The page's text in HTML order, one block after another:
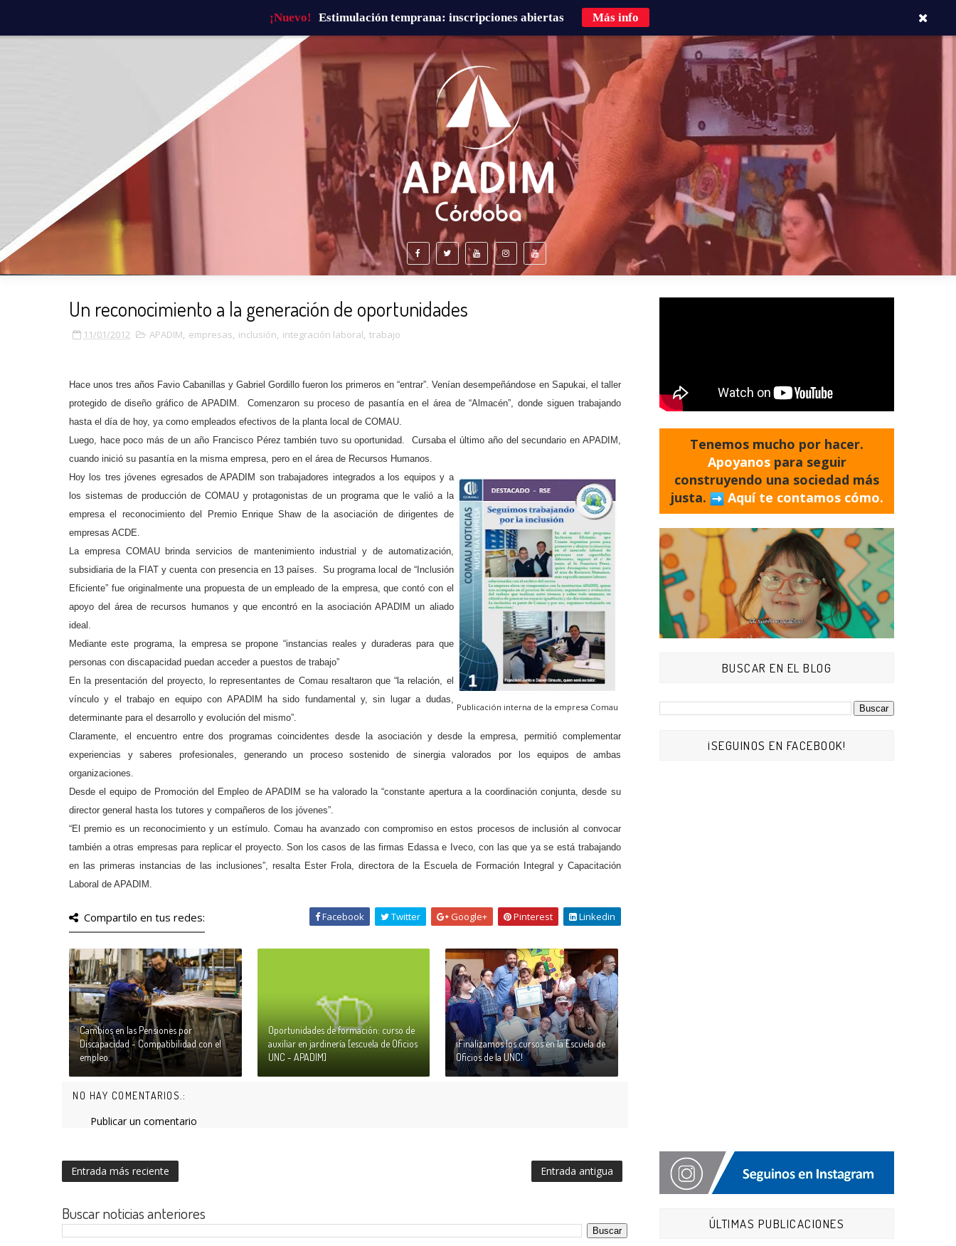
¡Nuevo! Estimulación temprana: inscripciones abiertas Más info
¿QUÉ HACEMOS? FAMILIAS CURSOS DE FORMACIÓN
Un reconocimiento a la generación de oportunidades
11/01/2012 APADIM, empresas, inclusión, integración laboral, trabajo
Hace unos tres años Favio Cabanillas y Gabriel Gordillo fueron los primeros en “entrar”. Venían desempeñándose en Sapukai, el taller
protegido de diseño gráfico de APADIM.
Comenzaron su proceso de pasantía en el área de “Almacén”, donde siguen trabajando
hasta el día de hoy, ya como empleados efectivos de la planta local de COMAU.
Luego, hace poco más de un año Francisco Pérez también tuvo su oportunidad.
Cursaba el último año del secundario en APADIM,
cuando inició su pasantía en la misma empresa, pero en el área de Recursos Humanos.
Publicación interna de la empresa Comau
Hoy los tres jóvenes egresados de APADIM son trabajadores integrados a los equipos y a
los sistemas de producción de COMAU y protagonistas de un programa que le valió a la
empresa el reconocimiento del Premio Enrique Shaw de la asociación de dirigentes de
empresas ACDE.
La empresa COMAU brinda servicios de mantenimiento industrial y de automatización,
subsidiaria de la FIAT y cuenta con presencia en 13 países.
Su programa local de “Inclusión
Eficiente” fue originalmente una propuesta de un empleado de la empresa, que contó con el
apoyo del área de recursos humanos y que encontró en la asociación APADIM un aliado
ideal.
Mediante este programa, la empresa se propone “instancias reales y duraderas para que
personas con discapacidad puedan acceder a puestos de trabajo”
En la presentación del proyecto, lo representantes de Comau resaltaron que “la relación, el
vínculo y el trabajo en equipo con APADIM ha sido fundamental y, sin lugar a dudas,
determinante para el desarrollo y evolución del mismo”.
Claramente, el encuentro entre dos programas coincidentes desde la asociación y desde la empresa, permitió complementar
experiencias y saberes profesionales, generando un proceso sostenido de sinergia valorados por los equipos de ambas
organizaciones.
Desde el equipo de Promoción del Empleo de APADIM se ha valorado la “constante apertura a la coordinación conjunta, desde su
director general hasta los tutores y compañeros de los jóvenes”.
“El premio es un reconocimiento y un estímulo. Comau ha avanzado con compromiso en estos procesos de inclusión al convocar
también a otras empresas para replicar el proyecto. Son los casos de las firmas Edassa e Iveco, con las que ya se está trabajando
en las primeras instancias de las inclusiones”, resalta Ester Frola, directora de la Escuela de Formación Integral y Capacitación
Laboral de APADIM.
Compartilo en tus redes: Facebook Twitter Google+ Pinterest Linkedin
Cambios en las Pensiones por
Discapacidad - Compatibilidad con el
empleo.
Oportunidades de formación: curso de
auxiliar en jardinería [escuela de Oficios
UNC - APADIM]
¡Finalizamos los cursos en la Escuela de
Oficios de la UNC!
NO HAY COMENTARIOS.:
Publicar un comentario
Entrada más reciente Entrada antigua
Buscar noticias anteriores
Tenemos mucho por hacer.
Apoyanos para seguir
construyendo una sociedad más
justa.
Aquí te contamos cómo.
BUSCAR EN EL BLOG
¡SEGUINOS EN FACEBOOK!
ÚLTIMAS PUBLICACIONES